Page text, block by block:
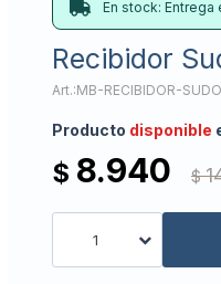
En stock:
Recibidor
MB-RECIBIDOR-
Producto disponible
$ 8.940 $
1